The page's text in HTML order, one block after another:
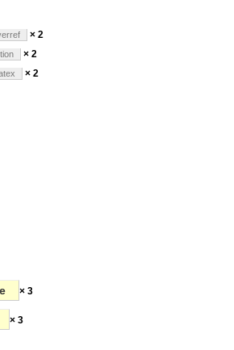
× 2
× 2
× 2
× 3
× 3